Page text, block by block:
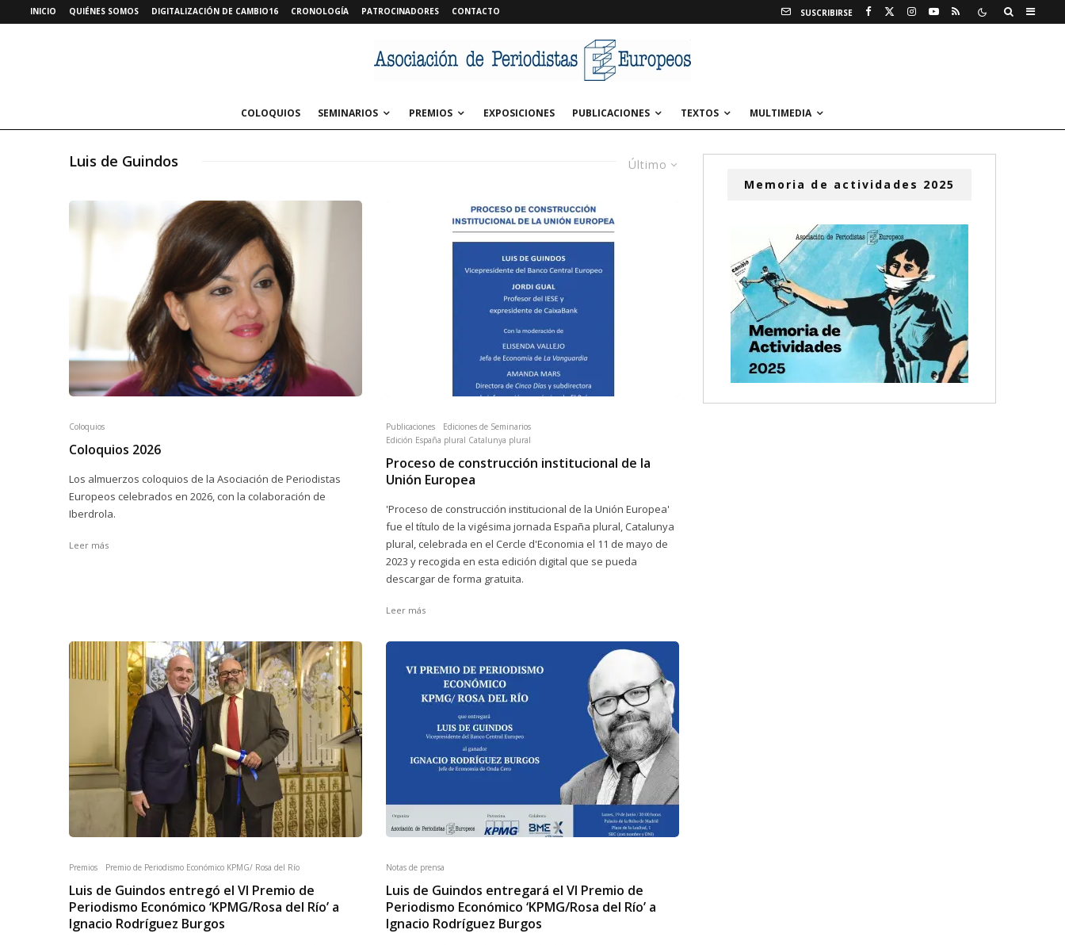
INICIO QUIÉNES SOMOS DIGITALIZACIÓN DE CAMBIO16 CRONOLOGÍA PATROCINADORES CONTACTO SUSCRIBIRSE
COLOQUIOS SEMINARIOS PREMIOS EXPOSICIONES PUBLICACIONES TEXTOS MULTIMEDIA
Último
Luis de Guindos
Coloquios
Coloquios 2026
Los almuerzos coloquios de la Asociación de Periodistas
Europeos celebrados en 2026, con la colaboración de
Iberdrola.
Leer más
Publicaciones
Ediciones de Seminarios
Edición España plural Catalunya plural
Proceso de construcción institucional de la
Unión Europea
'Proceso de construcción institucional de la Unión Europea'
fue el título de la vigésima jornada España plural, Catalunya
plural, celebrada en el Cercle d'Economia el 11 de mayo de
2023 y recogida en esta edición digital que se pueda
descargar de forma gratuita.
Leer más
Premios Premio de Periodismo Económico KPMG/ Rosa del Río
Luis de Guindos entregó el VI Premio de
Periodismo Económico ‘KPMG/Rosa del Río’ a
Ignacio Rodríguez Burgos
Notas de prensa
Luis de Guindos entregará el VI Premio de
Periodismo Económico ‘KPMG/Rosa del Río’ a
Ignacio Rodríguez Burgos
Memoria de actividades 2025